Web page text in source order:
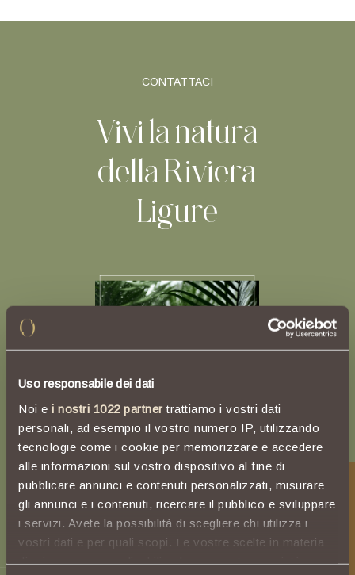
Uso responsabile dei dati
Noi e i nostri 1022 partner trattiamo i vostri dati
personali, ad esempio il vostro numero IP, utilizzando
tecnologie come i cookie per memorizzare e accedere
alle informazioni sul vostro dispositivo al fine di
pubblicare annunci e contenuti personalizzati, misurare
gli annunci e i contenuti, ricercare il pubblico e sviluppare
i servizi. Avete la possibilità di scegliere chi utilizza i
vostri dati e per quali scopi. Le vostre scelte in materia Regala Capitolo
CONTATTACI
Vivi la natura
della Riviera
Ligure
Latuaoasiin